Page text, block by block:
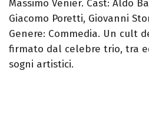
Massimo Venier. Cast: Aldo
Giacomo Poretti, Giovanni
Genere: Commedia. Un cult
firmato dal celebre trio, tra
sogni artistici.